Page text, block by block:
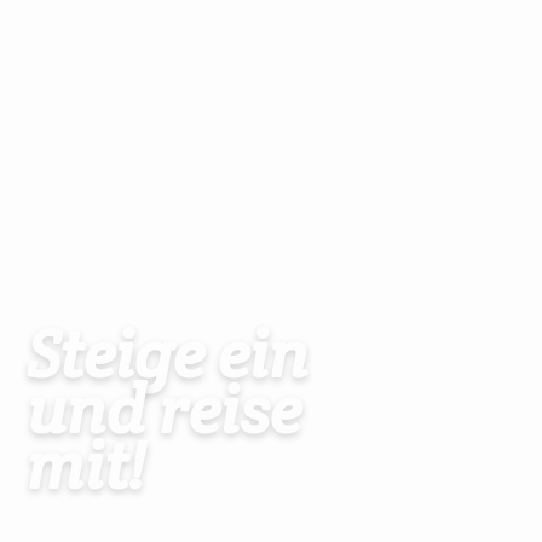
Steige ein
und reise
mit!